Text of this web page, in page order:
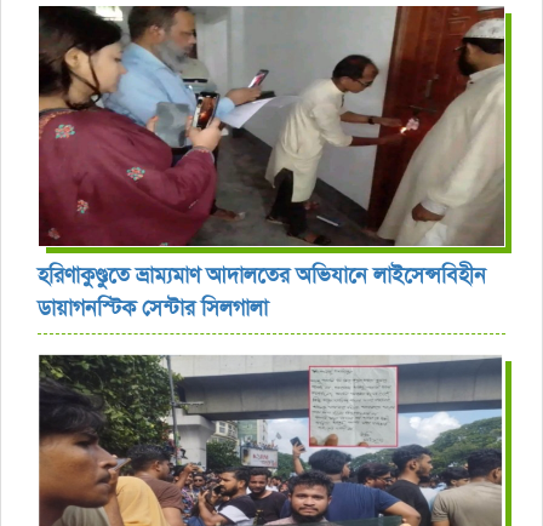
হরিণাকুণ্ডুতে ভ্রাম্যমাণ আদালতের অভিযানে লাইসেন্সবিহীন
ডায়াগনস্টিক সেন্টার সিলগালা